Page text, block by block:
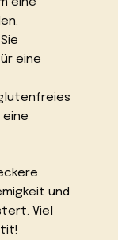
eine
eine
und
Viel